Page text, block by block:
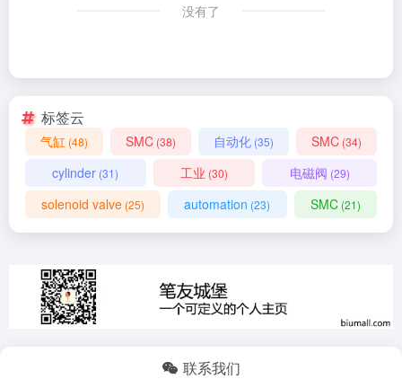
没有了
标签云
气缸 (48) SMC (38) 自动化 (35) SMC (34)
cylinder (31) 工业 (30) 电磁阀 (29)
solenoid valve (25) automation (23) SMC(21)
联系我们